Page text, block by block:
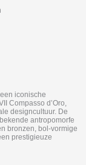
iconische
Compasso d’Oro,
designcultuur. De
antropomorfe
bronzen, bol‑vormige
prestigieuze